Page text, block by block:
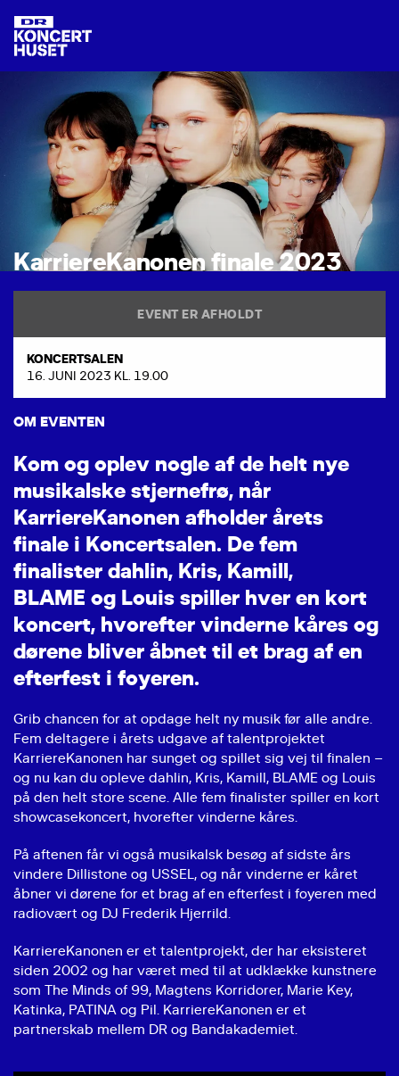
KarriereKanonenfinale2023
EVENT ER AFHOLDT
KONCERTSALEN
16. JUNI 2023 KL. 19.00
OM EVENTEN
Kom og oplev nogle af de helt nye
musikalske stjernefrø, når
KarriereKanonen afholder årets
finale i Koncertsalen. De fem
finalister dahlin, Kris, Kamill,
BLAME og Louis spiller hver en kort
koncert, hvorefter vinderne kåres og
dørene bliver åbnet til et brag af en
efterfest i foyeren.
Grib chancen for at opdage helt ny musik før alle andre.
Fem deltagere i årets udgave af talentprojektet
KarriereKanonen har sunget og spillet sig vej til finalen –
og nu kan du opleve dahlin, Kris, Kamill, BLAME og Louis
på den helt store scene. Alle fem finalister spiller en kort
showcasekoncert, hvorefter vinderne kåres.
På aftenen får vi også musikalsk besøg af sidste års
vindere Dillistone og USSEL, og når vinderne er kåret
åbner vi dørene for et brag af en efterfest i foyeren med
radiovært og DJ Frederik Hjerrild.
KarriereKanonen er et talentprojekt, der har eksisteret
siden 2002 og har været med til at udklække kunstnere
som The Minds of 99, Magtens Korridorer, Marie Key,
Katinka, PATINA og Pil. KarriereKanonen er et
partnerskab mellem DR og Bandakademiet.